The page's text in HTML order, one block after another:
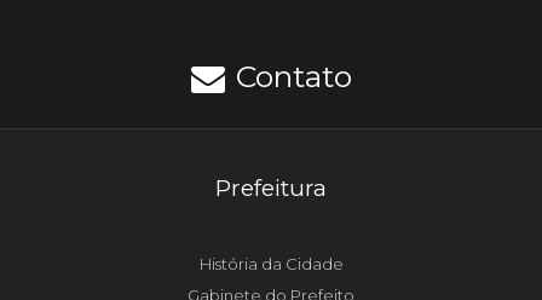
Contato
Prefeitura
História da Cidade
Gabinete do Prefeito